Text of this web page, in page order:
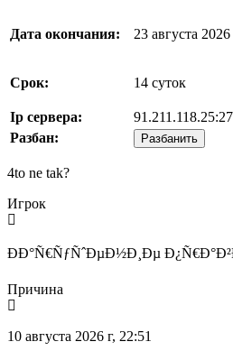
Дата окончания: 23 августа
Срок: 14 суток
Ip сервера:
Разбан:
Разбанить
4to ne tak?
Игрок
ÐÐ°Ñ€ÑƒÑˆÐµÐ½Ð¸Ðµ
Причина
10 августа 2026 г, 22:51